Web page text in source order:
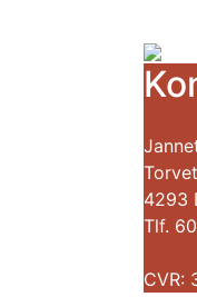
4293
Tlf.
CVR: